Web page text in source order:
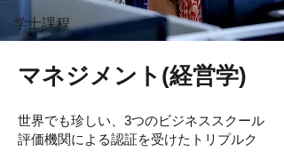
学士課程
マネジメント(経営学)
世界でも珍しい、3つのビジネススクール
評価機関による認証を受けたトリプルク